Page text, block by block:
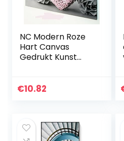
NC Modern Roze
Hart Canvas
Gedrukt Kunst
Niet ingelijst
€10.82